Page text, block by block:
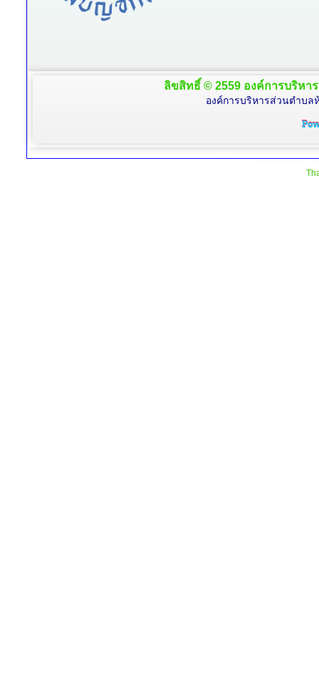
ลิขสิทธิ์ © 2559 องค์การบริหา
องค์การบริหารส่วนตำบล